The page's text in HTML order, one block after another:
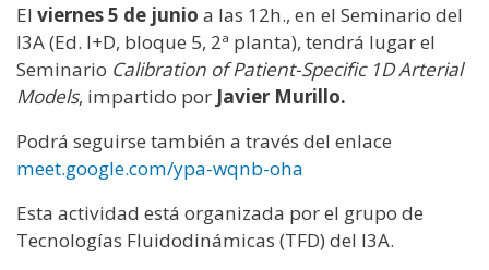
El viernes 5 de junio a las 12h., en el Seminario del
I3A (Ed. I+D, bloque 5, 2ª planta), tendrá lugar el
Seminario Calibration of Patient-Specific 1D Arterial
Models, impartido por Javier Murillo.
Podrá seguirse también a través del enlace
meet.google.com/ypa-wqnb-oha
Esta actividad está organizada por el grupo de
Tecnologías Fluidodinámicas (TFD) del I3A.